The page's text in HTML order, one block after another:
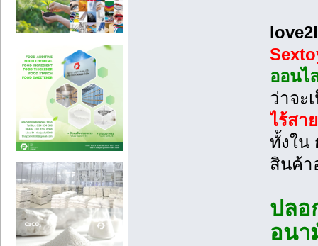
ออนไ
ว่าจะ
ไร้สาย
ทั้งใน
สินค้า
ปลอ
อนา